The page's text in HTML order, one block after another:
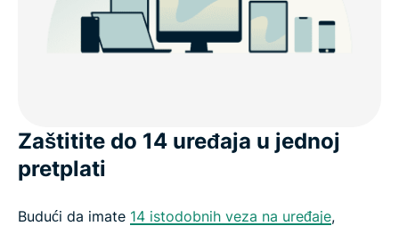
Zaštitite do 14 uređaja u jednoj
pretplati
Budući da imate 14 istodobnih veza na uređaje,